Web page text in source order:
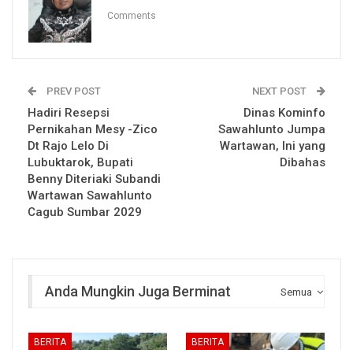
Comments
PREV POST
Hadiri Resepsi
Pernikahan Mesy -Zico
Dt Rajo Lelo Di
Lubuktarok, Bupati
Benny Diteriaki Subandi
Wartawan Sawahlunto
Cagub Sumbar 2029
NEXT POST
Dinas Kominfo
Sawahlunto Jumpa
Wartawan, Ini yang
Dibahas
Semua
Anda Mungkin Juga Berminat
BERITA BERITA